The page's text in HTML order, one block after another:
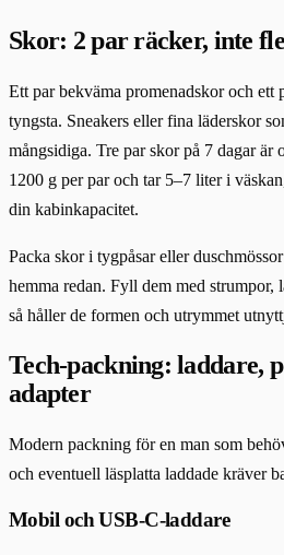
Skor: 2 par räcker, inte
Ett par bekväma promenadskor och ett
tyngsta. Sneakers eller fina läderskor
mångsidiga. Tre par skor på 7 dagar är
1200 g per par och tar 5–7 liter i
din kabinkapacitet.
Packa skor i tygpåsar eller
hemma redan. Fyll dem med strumpor,
så håller de formen och utrymmet
Tech-packning: laddare,
adapter
Modern packning för en man som
och eventuell läsplatta laddade kräver
Mobil och USB-C-laddare